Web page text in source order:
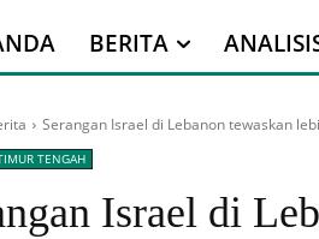
BERITA
Serangan Israel di Lebanon tewaskan
TENGAH
Israel di